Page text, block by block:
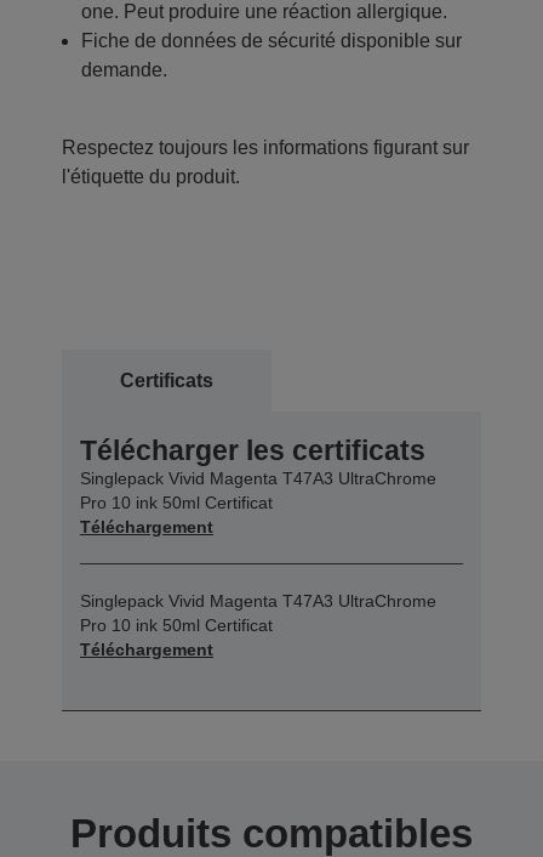
one. Peut produire une réaction allergique.
Fiche de données de sécurité disponible sur
demande.
Respectez toujours les informations figurant sur
l'étiquette du produit.
Certificats
Télécharger les certificats
Singlepack Vivid Magenta T47A3 UltraChrome
Pro 10 ink 50ml Certificat
Téléchargement
Singlepack Vivid Magenta T47A3 UltraChrome
Pro 10 ink 50ml Certificat
Téléchargement
Produits compatibles